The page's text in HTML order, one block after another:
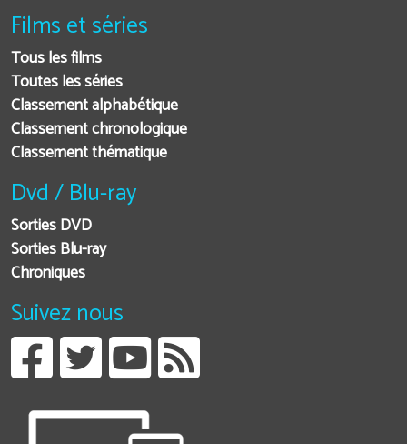
Films et séries
Tous les films
Toutes les séries
Classement alphabétique
Classement chronologique
Classement thématique
Dvd / Blu-ray
Sorties DVD
Sorties Blu-ray
Chroniques
Suivez nous